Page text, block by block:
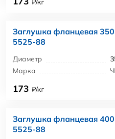
₽/кг
Заглушка фланцевая
5525-88
Диаметр
Марка
173 ₽/кг
Заглушка фланцевая
5525-88